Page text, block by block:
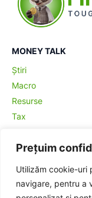
Prețuim
Utilizăm cookie-uri
navigare, pentru a
MONEY TALK
Știri
Macro
Resurse
Tax
Contabilitate
Crypto